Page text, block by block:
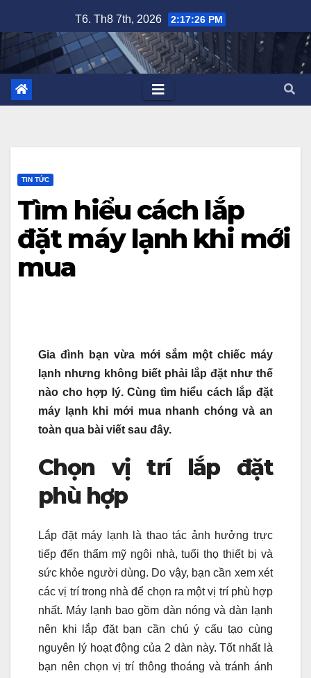
to
content
T6. Th8 7th, 2026 2:17:27 PM
TIN TỨC
Tìm hiểu cách lắp
đặt máy lạnh khi mới
mua
Gia đình bạn vừa mới sắm một chiếc máy
lạnh nhưng không biết phải lắp đặt như thế
nào cho hợp lý. Cùng tìm hiểu cách lắp đặt
máy lạnh khi mới mua nhanh chóng và an
toàn qua bài viết sau đây.
Chọn vị trí lắp đặt
phù hợp
Lắp đặt máy lạnh là thao tác ảnh hưởng trực
tiếp đến thẩm mỹ ngôi nhà, tuổi thọ thiết bị và
sức khỏe người dùng. Do vậy, bạn cần xem xét
các vị trí trong nhà để chọn ra một vị trí phù hợp
nhất. Máy lạnh bao gồm dàn nóng và dàn lạnh
nên khi lắp đặt bạn cần chú ý cấu tạo cùng
nguyên lý hoạt động của 2 dàn này. Tốt nhất là
bạn nên chọn vị trí thông thoáng và tránh ánh